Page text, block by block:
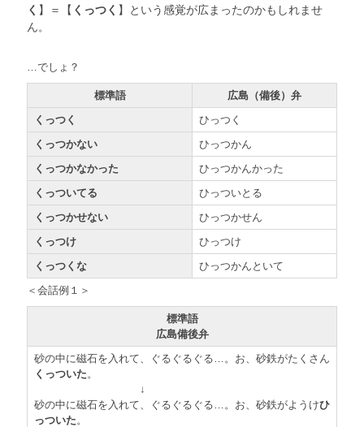
く 】＝【 くっつく 】という感覚が広まったのかもしれませ
ん 。
…でしょ？
標準語
広島（備後）弁
くっつく
ひっつく
くっつかない
ひっつかん
くっつかなかった
ひっつかんかった
くっついてる
ひっついとる
くっつかせない
ひっつかせん
くっつけ
ひっつけ
くっつくな
ひっつかんといて
＜会話例１＞
標準語
広島備後弁
砂の中に磁石を入れて、ぐるぐるぐる…。お、砂鉄がたくさん
くっついた 。
↓
砂の中に磁石を入れて、ぐるぐるぐる…。お、砂鉄がようけひ
っついた 。